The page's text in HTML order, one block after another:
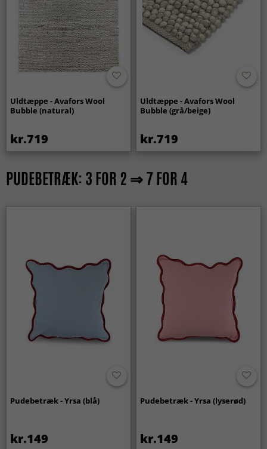
Uldtæppe - Avafors Wool
Bubble (natural)
kr.719
Uldtæppe - Avafors Wool
Bubble (grå/beige)
kr.719
PUDEBETRÆK: 3 FOR 2 ⇒ 7 FOR 4
Pudebetræk - Yrsa (blå)
kr.149
Pudebetræk - Yrsa (lyserød)
kr.149